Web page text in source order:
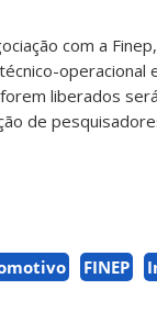
com a
liberados
de
FINEP